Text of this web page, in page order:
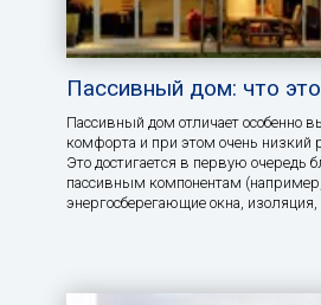
Пассивный дом: что
Пассивный дом отличает особенно
комфорта и при этом очень низкий
Это достигается в первую очередь
пассивным компонентам (например,
энергосберегающие окна, изоляция,